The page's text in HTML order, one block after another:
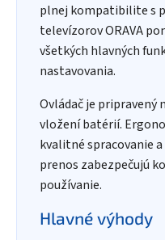
plnej kompatibilite s
televízorov ORAVA
všetkých hlavných
nastavovania.
Ovládač je
vložení batérií.
kvalitné spracovanie
prenos zabezpečujú
používanie.
Hlavné výhody